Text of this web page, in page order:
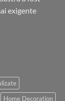
exigente
Home Decoration